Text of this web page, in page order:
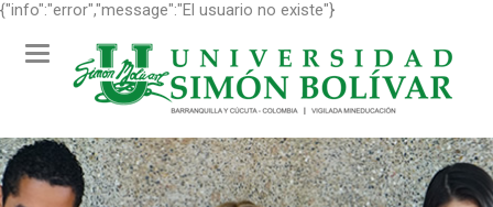
{"info":"error","message":"El usuario no existe"}
Toggle navigation